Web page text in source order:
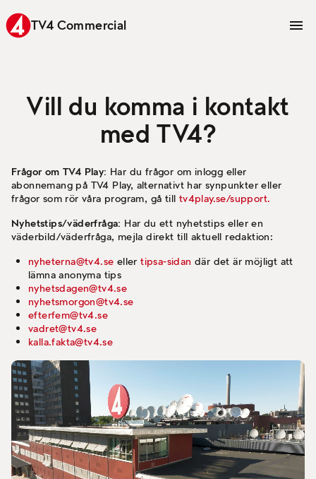
TV4 Commercial
Vill du komma i kontakt
med TV4?
Frågor om TV4 Play: Har du frågor om inlogg eller
abonnemang på TV4 Play, alternativt har synpunkter eller
frågor som rör våra program, gå till tv4play.se/support.
Nyhetstips/väderfråga: Har du ett nyhetstips eller en
väderbild/väderfråga, mejla direkt till aktuell redaktion:
nyheterna@tv4.se ellertipsa-sidan där det är möjligt att
lämna anonyma tips
nyhetsdagen@tv4.se
nyhetsmorgon@tv4.se
efterfem@tv4.se
vadret@tv4.se
kalla.fakta@tv4.se